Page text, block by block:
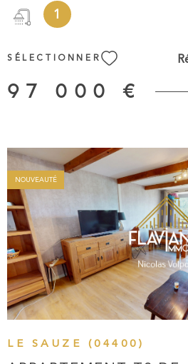
foncière et charges sur demande.
contactez moi Nicolas Volponi
RSAC 481 126 641 Manosque
1
SÉLECTIONNER
97 000 €
LE SAUZE (04400)
NOUVEAUTÉ
VOIR LE